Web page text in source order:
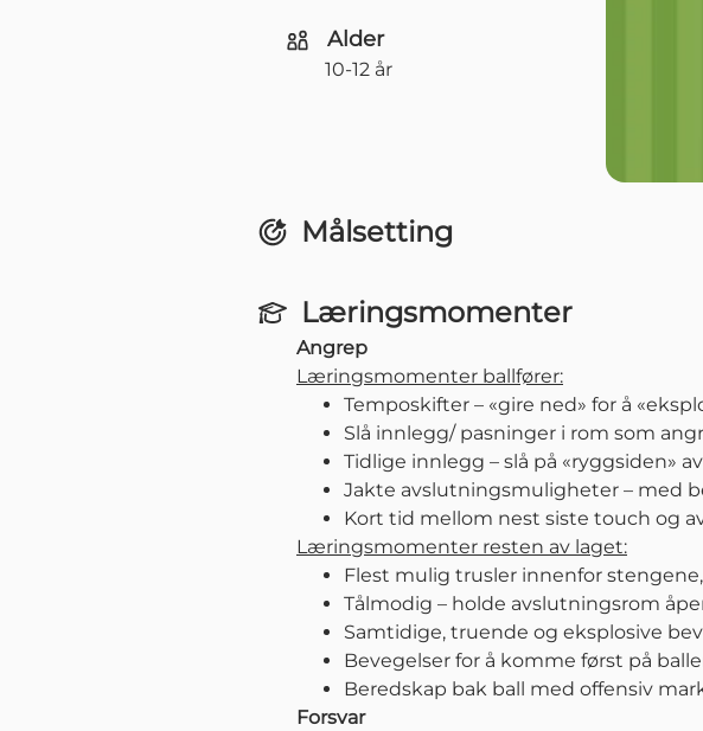
Alder
10-12 år
Målsetting
Læringsmomenter
Angrep
Læringsmomenter ballfører:
Temposkifter – «gire ned» for å
Slå innlegg/ pasninger i rom som
Tidlige innlegg – slå på «ryggsiden»
Jakte avslutningsmuligheter – med
Kort tid mellom nest siste touch og
Læringsmomenter resten av laget:
Flest mulig trusler innenfor
Tålmodig – holde avslutningsrom
Samtidige, truende og eksplosive
Bevegelser for å komme først på
Beredskap bak ball med offensiv
Forsvar